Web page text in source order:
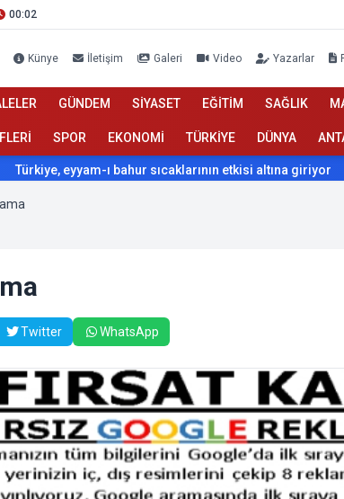
00:02
Künye İletişim Galeri Video Yazarlar
GÜNDEM SİYASET EĞİTİM SAĞLIK
SPOR EKONOMİ TÜRKİYE DÜNYA
eyyam-ı bahur sıcaklarının etkisi altına giriyor
Twitter WhatsApp